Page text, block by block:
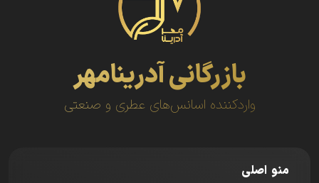
بازرگانی آدرینامهر
واردکننده اسانس‌های عطری و صنعتی
منو اصلی